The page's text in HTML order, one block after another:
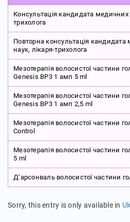
Консультація кандидата медичних
трихолога
Повторна консультація кандидата
наук, лікаря-трихолога
Мезотерапія волосистої частини
Genesis BP3 1 амп 5 ml
Мезотерапія волосистої частини
Genesis BP3 1 амп 2,5 ml
Мезотерапія волосистої частини
Control
Мезотерапія волосистої частини
5 ml
Д’арсонваль волосистої частини
Sorry, this entry is only available in